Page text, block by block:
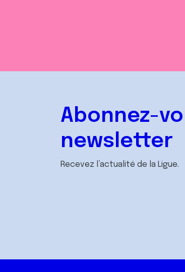
Abonnez-
newsletter
Recevez l’actualité de la Ligue.